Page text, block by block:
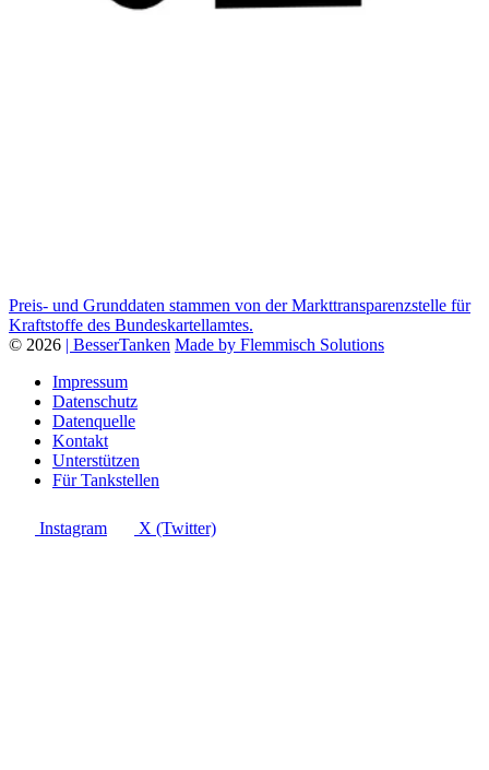
Preis- und Grunddaten stammen von der Markttransparenzstelle für
Kraftstoffe des Bundeskartellamtes.
© 2026 | BesserTanken Made by Flemmisch Solutions
Impressum
Datenschutz
Datenquelle
Kontakt
Unterstützen
Für Tankstellen
Instagram X (Twitter)